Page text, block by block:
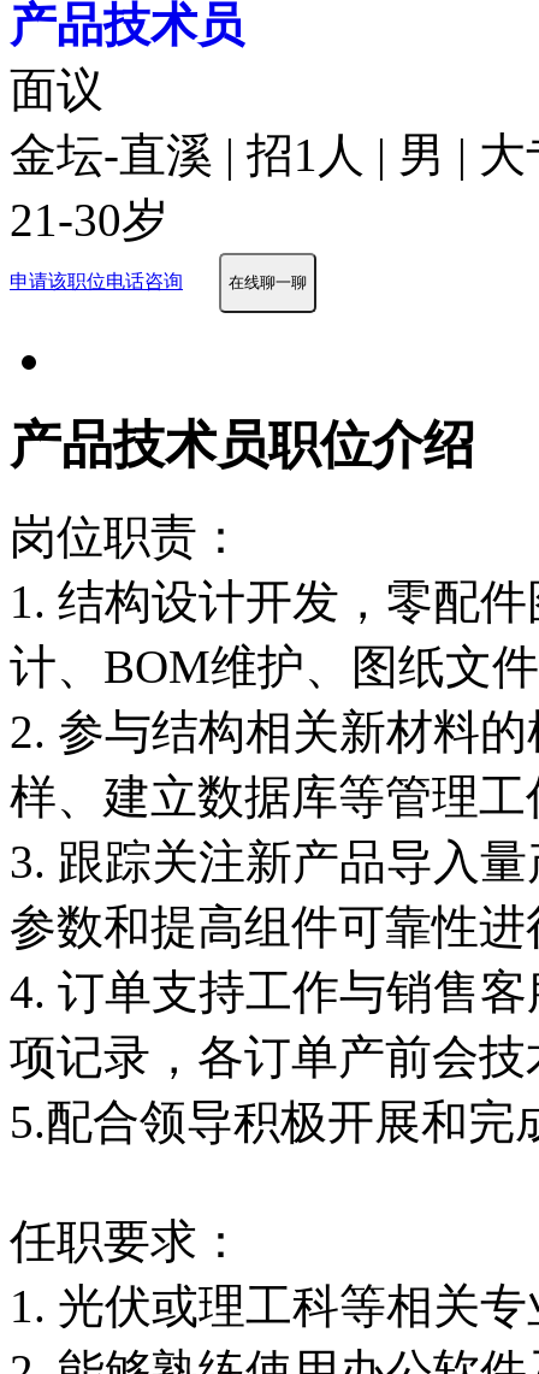
产品技术员
面议
金坛-直溪 | 招1人 | 男 |
21-30岁
申请该职位电话咨询 在线聊一聊
产品技术员职位介绍
岗位职责：
1. 结构设计开发，零配
计、BOM维护、图纸文
2. 参与结构相关新材料
样、建立数据库等管理
3. 跟踪关注新产品导入
参数和提高组件可靠性
4. 订单支持工作与销售
项记录，各订单产前会
5.配合领导积极开展和完
任职要求：
1. 光伏或理工科等相关